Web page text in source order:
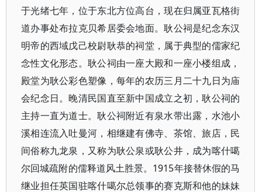
于光绪七年，位于东北方位高台，现在归属亚瓦格街
道办事处布拉克贝希居委会地面。耿公祠是纪念东汉
明帝的西域戊己校尉耿恭的祠堂，属于典型的儒家纪
念性文化形态。耿公祠由一座大殿和一座小楼组成，
殿堂为耿公彩色塑像，每年的农历三月二十九日为庙
会纪念日。晚清民国直至新中国成立之初，耿公祠的
主持一直为道士。耿公祠附近有泉水带出露，水池小
溪相连流入吐曼河，相继建有佛寺、茶馆、旅店，民
间俗称九龙泉，又称为耿公泉或耿公井，成为喀什噶
尔回城疏附的儒释道风土胜景。1915年接替休假的马
继业担任英国驻喀什噶尔总领事的赛克斯和他的妹妹